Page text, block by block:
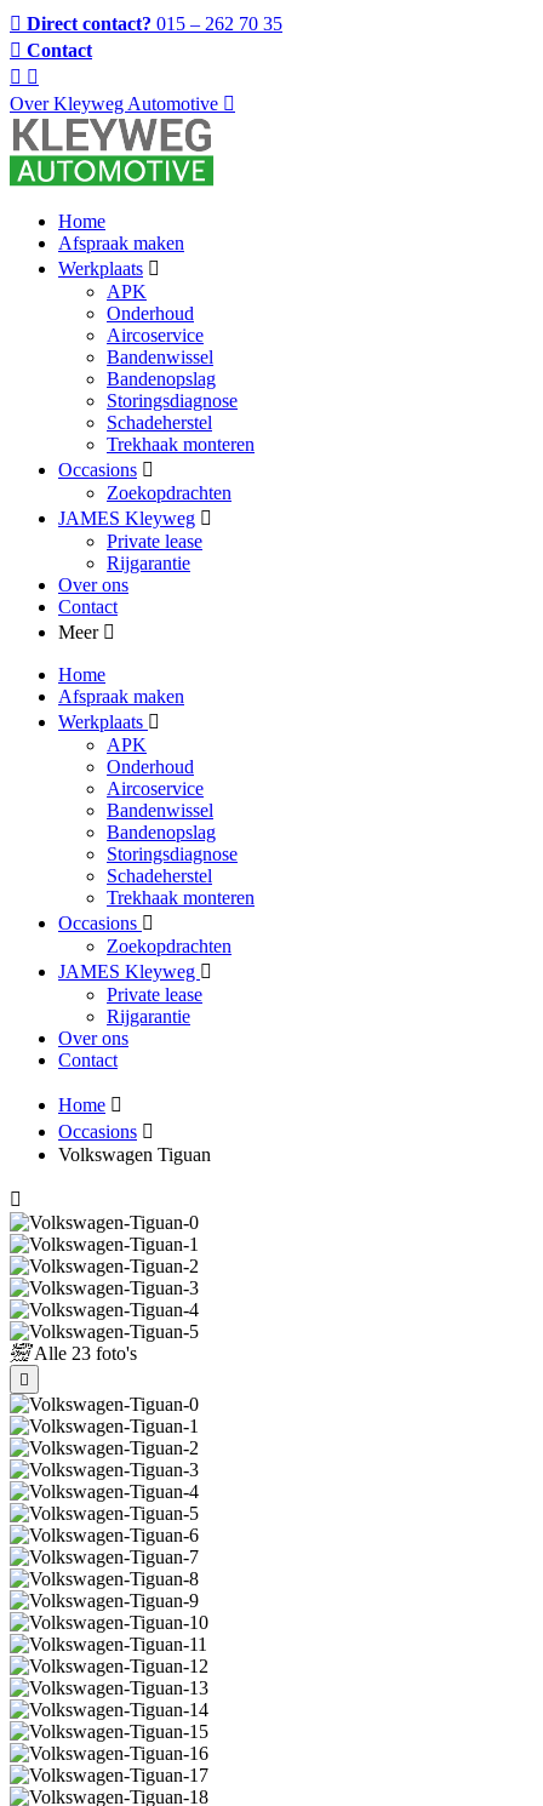
Direct contact? 015 – 262 70 35
Contact
Over Kleyweg Automotive
Home
Afspraak maken
Werkplaats
APK
Onderhoud
Aircoservice
Bandenwissel
Bandenopslag
Storingsdiagnose
Schadeherstel
Trekhaak monteren
Occasions
Zoekopdrachten
JAMES Kleyweg
Private lease
Rijgarantie
Over ons
Contact
Meer
Home
Afspraak maken
Werkplaats
APK
Onderhoud
Aircoservice
Bandenwissel
Bandenopslag
Storingsdiagnose
Schadeherstel
Trekhaak monteren
Occasions
Zoekopdrachten
JAMES Kleyweg
Private lease
Rijgarantie
Over ons
Contact
Home
Occasions
Volkswagen Tiguan
Alle 23 foto's